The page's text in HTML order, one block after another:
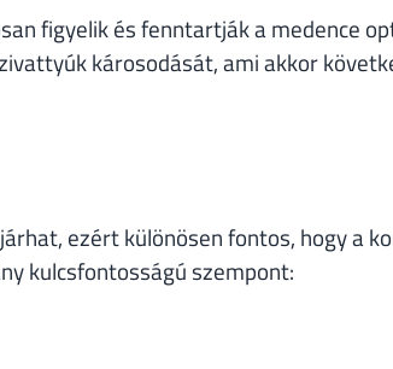
figyelik és fenntartják a medence
károsodását, ami akkor
ezért különösen fontos, hogy a
kulcsfontosságú szempont: